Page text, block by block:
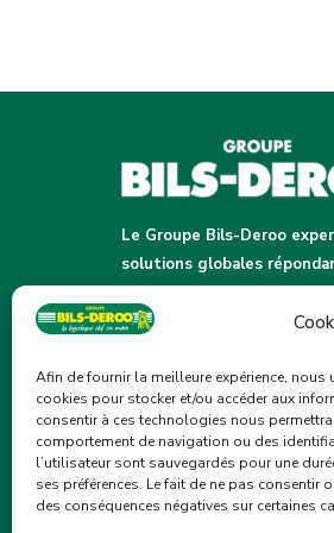
Afin de fournir la meilleure expérience,
cookies pour stocker et/ou accéder aux
consentir à ces technologies nous
comportement de navigation ou des
l’utilisateur sont sauvegardés pour une
ses préférences. Le fait de ne pas consentir
des conséquences négatives sur certaines
Le Groupe Bils-Deroo
solutions globales
aux femmes et aux
CONTACTEZ-